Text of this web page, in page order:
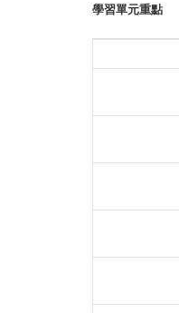
學習單元重點